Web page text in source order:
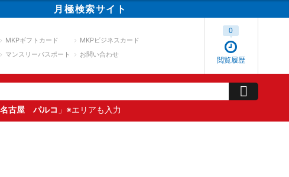
月極検索サイト
MKPギフトカード
MKPビジネスカード
マンスリーパスポート お問い合わせ
閲覧履歴
0
名古屋 パルコ 」※エリアも入力